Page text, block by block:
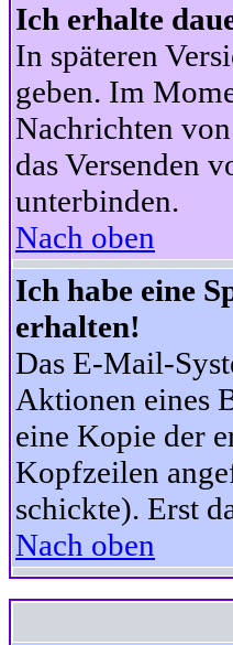
Ich erhalte
In späteren
geben. Im
Nachrichten
das Versenden
unterbinden.
Nach oben
Ich habe eine
erhalten!
Das E-Mail-
Aktionen eines
eine Kopie der
Kopfzeilen
schickte). Erst
Nach oben